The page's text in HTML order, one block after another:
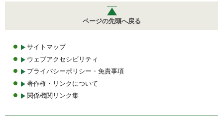
ページの先頭へ戻る
サイトマップ
ウェブアクセシビリティ
プライバシーポリシー・免責事項
著作権・リンクについて
関係機関リンク集